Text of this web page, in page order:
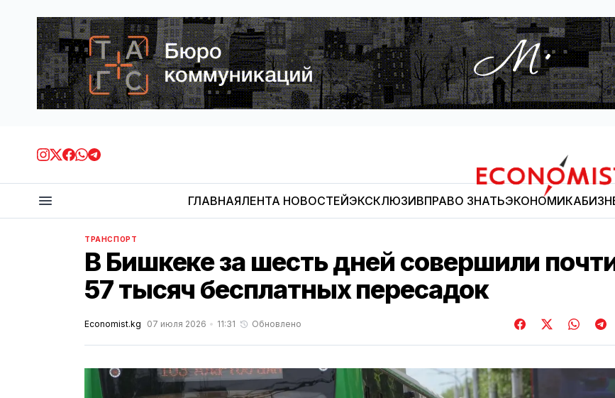
Economist.kg
ГЛАВНАЯЛЕНТА НОВОСТЕЙЭКСКЛЮЗИВПРАВО ЗНАТЬЭКОНОМИКА
ТРАНСПОРТ
В Бишкеке за шесть дней совершили
57 тысяч бесплатных пересадок
Economist.kg 07 июля 2026 11:31 Обновлено